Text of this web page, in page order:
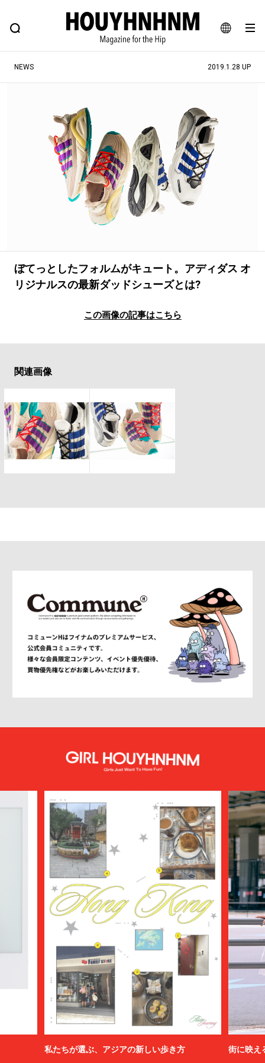
JA
EN
FEATURE BLOG SNAP
ヒップなファッション、カルチャー、ライフスタイルWEBマガジン
#注目のタグ
#SHOPPING ADDICT #憧れの逸品
#ESSENTIAL DESIGNS #古着サミット
#NEW VINTAGE #マイナーグッド図鑑
#路地裏てぃーん。 #MONTHLY JOURNAL
#GH 銘品の所以 #フイナムのYouTube
#FOCUS IT
#LIFESTYLE #SNEAKER #OUTDOOR
#SPORTS #HANDSOME HANDBOOK
NEWS 2019.1.28 UP
ぼてっとしたフォルムがキュート。アディダス オ
リジナルスの最新ダッドシューズとは?
この画像の記事はこちら
関連画像
私たちが選ぶ、アジアの新しい歩き方 街に映え